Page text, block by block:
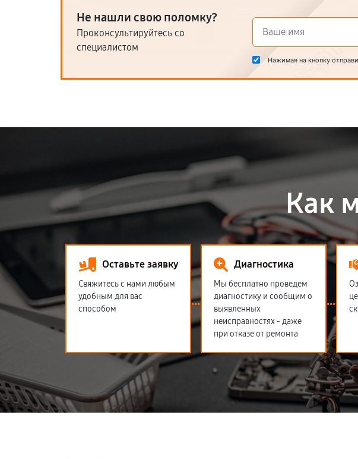
Не нашли свою поломку?
Проконсультируйтесь со
специалистом
Нажимая на кнопку
Как
Оставьте заявку
Свяжитесь с нами любым
удобным для вас
способом
Диагностика
Мы бесплатно проведем
диагностику и сообщим о
выявленных
неисправностях - даже
при отказе от ремонта